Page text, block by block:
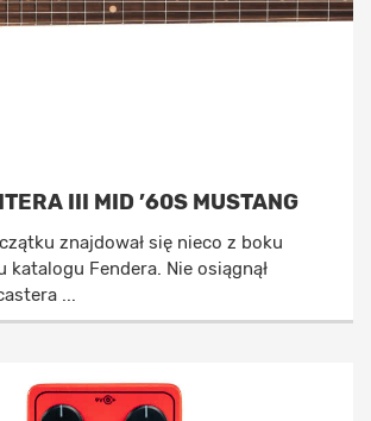
III MID ’60S MUSTANG
znajdował się nieco z boku
katalogu Fendera. Nie osiągnął
...